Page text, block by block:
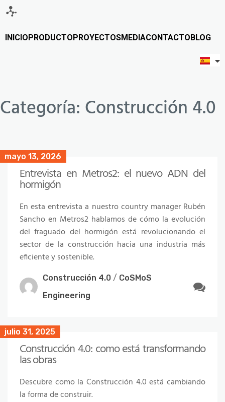
INICIOPRODUCTOPROYECTOSMEDIACONTACTOBLOG
Categoría: Construcción 4.0
mayo 13, 2026
Entrevista en Metros2: el nuevo ADN del
hormigón
En esta entrevista a nuestro country manager Rubén
Sancho en Metros2 hablamos de cómo la evolución
del fraguado del hormigón está revolucionando el
sector de la construcción hacia una industria más
eficiente y sostenible.
Construcción 4.0 / CoSMoS
Engineering
julio 31, 2025
Construcción 4.0: como está transformando
las obras
Descubre como la Construcción 4.0 está cambiando
la forma de construir.